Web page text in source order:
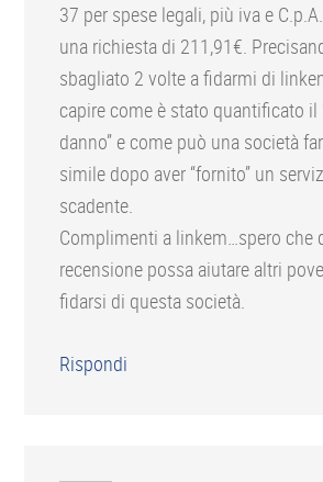
37 per spese legali, più iva e
una richiesta di 211,91€.
sbagliato 2 volte a fidarmi di
capire come è stato quantificato il
danno” e come può una società
simile dopo aver “fornito” un
scadente.
Complimenti a linkem…spero che
recensione possa aiutare altri
fidarsi di questa società.
Rispondi